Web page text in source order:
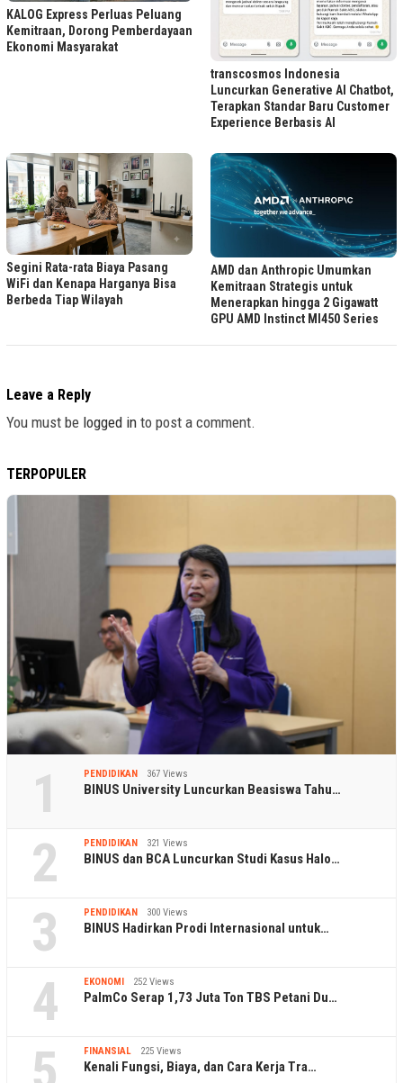
KALOG Express Perluas Peluang
Kemitraan, Dorong Pemberdayaan
Ekonomi Masyarakat
transcosmos Indonesia
Luncurkan Generative AI Chatbot,
Terapkan Standar Baru Customer
Experience Berbasis AI
Segini Rata-rata Biaya Pasang
WiFi dan Kenapa Harganya Bisa
Berbeda Tiap Wilayah
AMD dan Anthropic Umumkan
Kemitraan Strategis untuk
Menerapkan hingga 2 Gigawatt
GPU AMD Instinct MI450 Series
Leave a Reply
You must be logged in to post a comment.
TERPOPULER
1 PENDIDIKAN 367 Views
BINUS University Luncurkan Beasiswa Tahu…
2 PENDIDIKAN 321 Views
BINUS dan BCA Luncurkan Studi Kasus Halo…
3 PENDIDIKAN 300 Views
BINUS Hadirkan Prodi Internasional untuk…
4 EKONOMI 252 Views
PalmCo Serap 1,73 Juta Ton TBS Petani Du…
FINANSIAL 225 Views
Kenali Fungsi, Biaya, dan Cara Kerja Tra…